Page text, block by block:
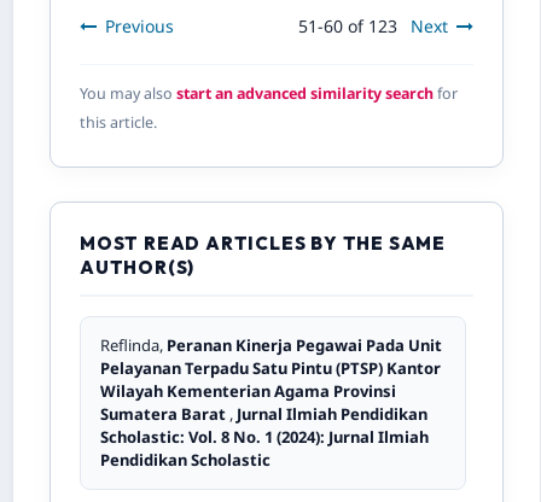
Ani Kariyati, M. Zaim,
The Most Influential
Learning in The 21st Century,Jurnal Ilmiah
Pendidikan Scholastic: Vol. 7 No. 3 (2023):
islamic Of elementary schools in kuranji -
padang,Jurnal Ilmiah Pendidikan
Pendidikan Scholastic
Muhammad Rivandi, Annisa Annisa,Pengaruh
Kinerja Keuangan Terhadap Pengungkapan
Corporate Social Responsibility,Jurnal
Ilmiah Pendidikan Scholastic: Vol. 4 No. 2
Previous 51-60 of 123 Next
You may also start an advanced similarity searchfor
this article.
MOST READ ARTICLES BY THE SAME
AUTHOR(S)
Reflinda, Peranan Kinerja Pegawai Pada Unit
Pelayanan Terpadu Satu Pintu (PTSP) Kantor
Wilayah Kementerian Agama Provinsi
Sumatera Barat , Jurnal Ilmiah Pendidikan
Scholastic: Vol. 8 No. 1 (2024): Jurnal Ilmiah
Pendidikan Scholastic